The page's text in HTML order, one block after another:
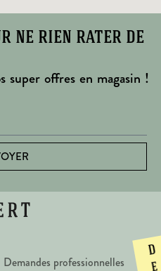
ne rien rater de
super offres en magasin !
Demandes professionnelles
D
e